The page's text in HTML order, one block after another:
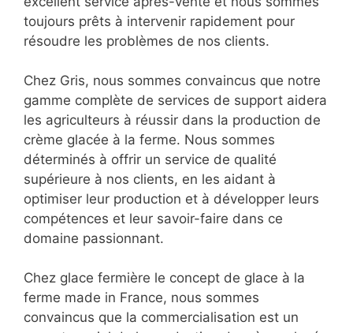
toujours prêts à intervenir rapidement pour
résoudre les problèmes de nos clients.
Chez Gris, nous sommes convaincus que notre
gamme complète de services de support aidera
les agriculteurs à réussir dans la production de
crème glacée à la ferme. Nous sommes
déterminés à offrir un service de qualité
supérieure à nos clients, en les aidant à
optimiser leur production et à développer leurs
compétences et leur savoir-faire dans ce
domaine passionnant.
Chez glace fermière le concept de glace à la
ferme made in France, nous sommes
convaincus que la commercialisation est un